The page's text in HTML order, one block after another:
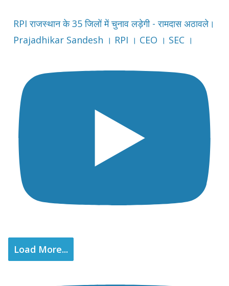
RPI राजस्थान के 35 जिलों में चुनाव लड़ेगी - रामदास अठावले।
Prajadhikar Sandesh । RPI । CEO । SEC ।
Load More...